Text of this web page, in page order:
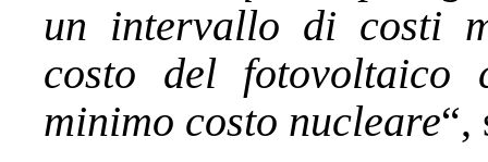
un intervallo di costi
costo del
minimo costo nucleare“,